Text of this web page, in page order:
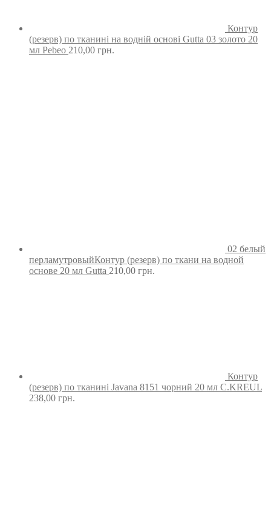
Контур
(резерв) по тканині на водній основі Gutta 03 золото 20
мл Pebeo 210,00 грн.
02 белый
перламутровыйКонтур (резерв) по ткани на водной
основе 20 мл Gutta 210,00 грн.
Контур
(резерв) по тканині Javana 8151 чорний 20 мл C.KREUL
238,00 грн.